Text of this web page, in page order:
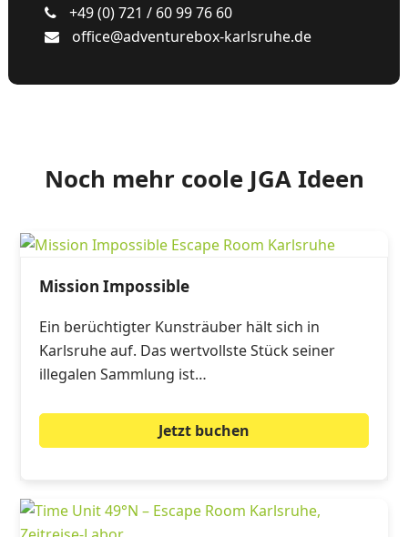
+49 (0) 721 / 60 99 76 60
office@adventurebox-karlsruhe.de
Noch mehr coole JGA Ideen
Mission Impossible
Ein berüchtigter Kunsträuber hält sich in
Karlsruhe auf. Das wertvollste Stück seiner
illegalen Sammlung ist…
Jetzt buchen